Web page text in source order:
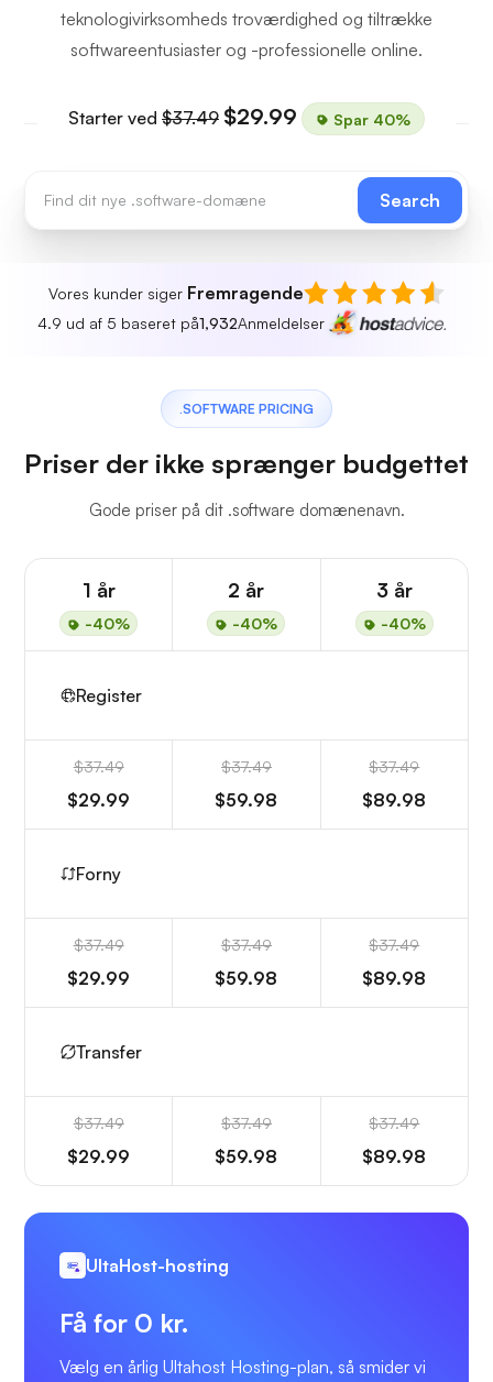
teknologivirksomheds troværdighed og tiltrække
softwareentusiaster og -professionelle online.
Starter ved $37.49 $29.99 Spar 40%
Search
Vores kunder siger Fremragende
4.9 ud af 5 baseret på1,932Anmeldelser
.SOFTWARE PRICING
Priser der ikke sprænger budgettet
Gode priser på dit .software domænenavn.
1 år
-40%
2 år
-40%
3 år
-40%
Register
$37.49
$29.99
$37.49
$59.98
$37.49
$89.98
Forny
$37.49
$29.99
$37.49
$59.98
$37.49
$89.98
Transfer
$37.49
$29.99
$37.49
$59.98
$37.49
$89.98
UltaHost-hosting
Få for 0 kr.
Vælg en årlig Ultahost Hosting-plan, så smider vi